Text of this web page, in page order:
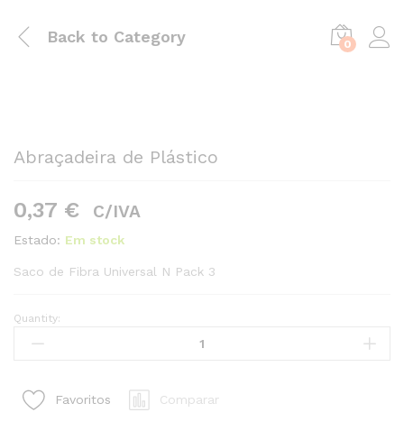
Back to Category 0
Abraçadeira de Plástico
0,37 € C/IVA
Estado: Em stock
Saco de Fibra Universal N Pack 3
Abraçadeira
Quantity:
Favoritos Comparar